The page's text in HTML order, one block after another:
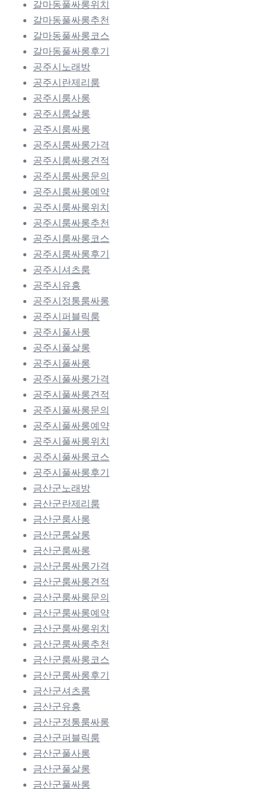
갈마동풀싸롱위치
갈마동풀싸롱추천
갈마동풀싸롱코스
갈마동풀싸롱후기
공주시노래방
공주시란제리룸
공주시룸사롱
공주시룸살롱
공주시룸싸롱
공주시룸싸롱가격
공주시룸싸롱견적
공주시룸싸롱문의
공주시룸싸롱예약
공주시룸싸롱위치
공주시룸싸롱추천
공주시룸싸롱코스
공주시룸싸롱후기
공주시셔츠룸
공주시유흥
공주시정통룸싸롱
공주시퍼블릭룸
공주시풀사롱
공주시풀살롱
공주시풀싸롱
공주시풀싸롱가격
공주시풀싸롱견적
공주시풀싸롱문의
공주시풀싸롱예약
공주시풀싸롱위치
공주시풀싸롱코스
공주시풀싸롱후기
금산군노래방
금산군란제리룸
금산군룸사롱
금산군룸살롱
금산군룸싸롱
금산군룸싸롱가격
금산군룸싸롱견적
금산군룸싸롱문의
금산군룸싸롱예약
금산군룸싸롱위치
금산군룸싸롱추천
금산군룸싸롱코스
금산군룸싸롱후기
금산군셔츠룸
금산군유흥
금산군정통룸싸롱
금산군퍼블릭룸
금산군풀사롱
금산군풀살롱
금산군풀싸롱